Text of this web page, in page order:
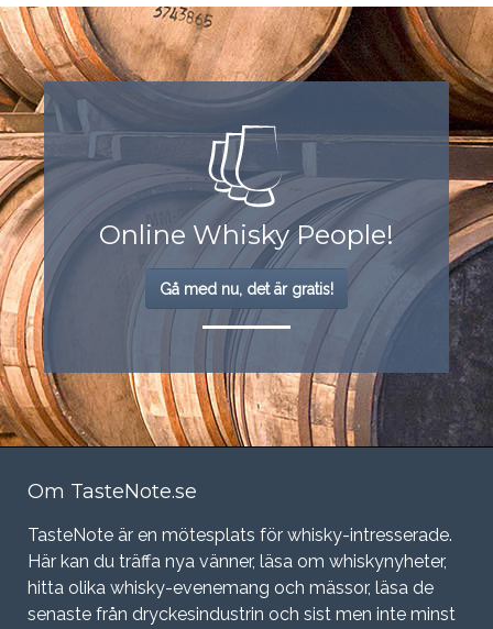
Online Whisky People!
Gå med nu, det är gratis!
Om TasteNote.se
TasteNote är en mötesplats för whisky-intresserade.
Här kan du träffa nya vänner, läsa om whiskynyheter,
hitta olika whisky-evenemang och mässor, läsa de
senaste från dryckesindustrin och sist men inte minst